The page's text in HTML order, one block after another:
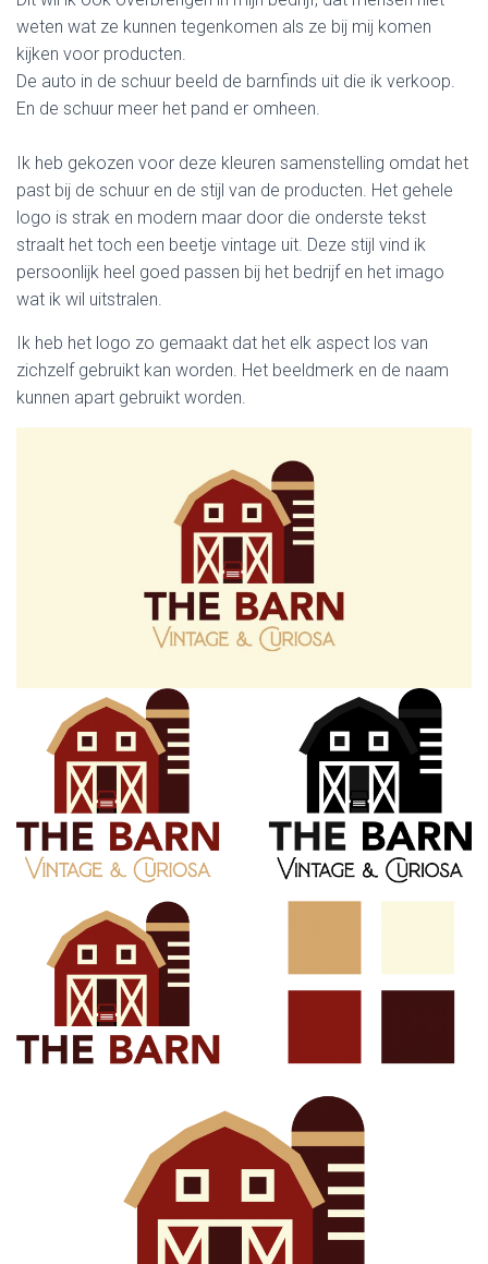
weten wat ze kunnen tegenkomen als ze bij mij komen
kijken voor producten.
De auto in de schuur beeld de barnfinds uit die ik verkoop.
En de schuur meer het pand er omheen.
Ik heb gekozen voor deze kleuren samenstelling omdat het
past bij de schuur en de stijl van de producten. Het gehele
logo is strak en modern maar door die onderste tekst
straalt het toch een beetje vintage uit. Deze stijl vind ik
persoonlijk heel goed passen bij het bedrijf en het imago
wat ik wil uitstralen.
Ik heb het logo zo gemaakt dat het elk aspect los van
zichzelf gebruikt kan worden. Het beeldmerk en de naam
kunnen apart gebruikt worden.